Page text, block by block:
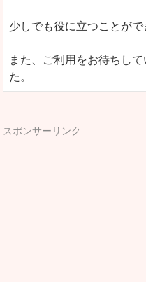
少しでも役に立つことがで
また、ご利用をお待ちし
た。
スポンサーリンク